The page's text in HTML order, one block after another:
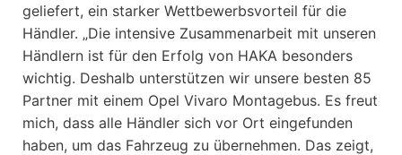
geliefert, ein starker Wettbewerbsvorteil für die
Händler. „Die intensive Zusammenarbeit mit unseren
Händlern ist für den Erfolg von HAKA besonders
wichtig. Deshalb unterstützen wir unsere besten 85
Partner mit einem Opel Vivaro Montagebus. Es freut
mich, dass alle Händler sich vor Ort eingefunden
haben, um das Fahrzeug zu übernehmen. Das zeigt,